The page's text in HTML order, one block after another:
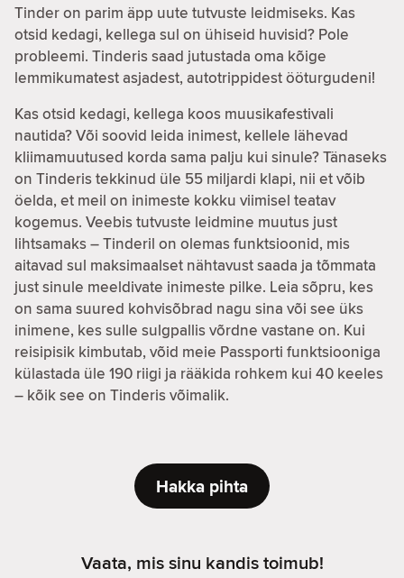
Tinder on parim äpp uute tutvuste leidmiseks. Kas
otsid kedagi, kellega sul on ühiseid huvisid? Pole
probleemi. Tinderis saad jutustada oma kõige
lemmikumatest asjadest, autotrippidest ööturgudeni!
Kas otsid kedagi, kellega koos muusikafestivali
nautida? Või soovid leida inimest, kellele lähevad
kliimamuutused korda sama palju kui sinule? Tänaseks
on Tinderis tekkinud üle 55 miljardi klapi, nii et võib
öelda, et meil on inimeste kokku viimisel teatav
kogemus. Veebis tutvuste leidmine muutus just
lihtsamaks – Tinderil on olemas funktsioonid, mis
aitavad sul maksimaalset nähtavust saada ja tõmmata
just sinule meeldivate inimeste pilke. Leia sõpru, kes
on sama suured kohvisõbrad nagu sina või see üks
inimene, kes sulle sulgpallis võrdne vastane on. Kui
reisipisik kimbutab, võid meie Passporti funktsiooniga
külastada üle 190 riigi ja rääkida rohkem kui 40 keeles
– kõik see on Tinderis võimalik.
Hakka pihta
Vaata, mis sinu kandis toimub!